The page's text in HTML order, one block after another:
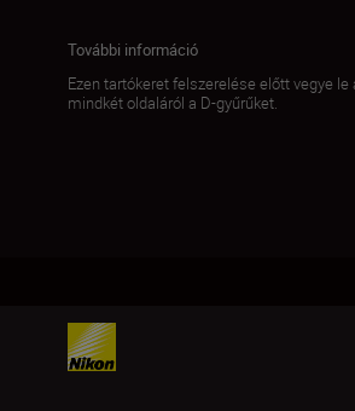
További információ
Ezen tartókeret felszerelése előtt vegye le
mindkét oldaláról a D-gyűrűket.